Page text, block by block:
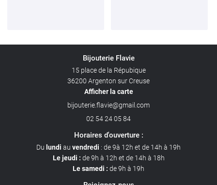
Bijouterie Flavie
15 place de la Répubique
36200 Argenton sur Creuse
Afficher la carte
02 54 24 05 84
Horaires d'ouverture :
Du lundi au vendredi : de 9à 12h et de 14h à 19h
Le jeudi : de 9h à 12h et de 14h à 18h
Le samedi : de 9h à 19h